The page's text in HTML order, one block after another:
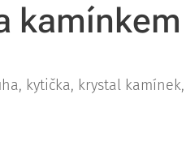
kamínkem
kytička, krystal kamínek,